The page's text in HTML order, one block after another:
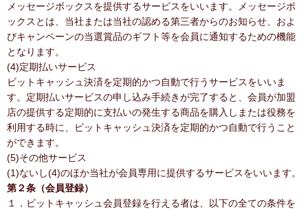
メッセージボックスを提供するサービスをいいます。メッセージボ
ックスとは、当社または当社の認める第三者からのお知らせ、およ
びキャンペーンの当選賞品のギフト等を会員に通知するための機能
となります。
(4)定期払いサービス
ビットキャッシュ決済を定期的かつ自動で行うサービスをいいま
す。定期払いサービスの申し込み手続きが完了すると、会員が加盟
店の提供する定期的に支払いの発生する商品を購入しまたは役務を
利用する時に、ビットキャッシュ決済を定期的かつ自動で行うこと
ができます。
(5)その他サービス
(1)ないし(4)のほか当社が会員専用に提供するサービスをいいます。
第２条（会員登録）
１．ビットキャッシュ会員登録を行える者は、以下の全ての条件を